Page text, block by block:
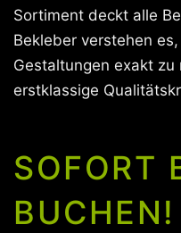
Sortiment deckt alle
Bekleber verstehen
Gestaltungen exakt
erstklassige
SOFORT
BUCHEN!